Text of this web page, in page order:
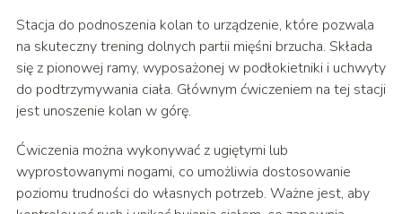
Stacja do podnoszenia kolan to urządzenie, które pozwala
na skuteczny trening dolnych partii mięśni brzucha. Składa
się z pionowej ramy, wyposażonej w podłokietniki i uchwyty
do podtrzymywania ciała. Głównym ćwiczeniem na tej stacji
jest unoszenie kolan w górę.
Ćwiczenia można wykonywać z ugiętymi lub
wyprostowanymi nogami, co umożliwia dostosowanie
poziomu trudności do własnych potrzeb. Ważne jest, aby